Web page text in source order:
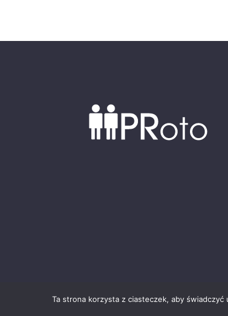
© 2024 PRoto.pl
Ta strona korzysta z ciasteczek, aby